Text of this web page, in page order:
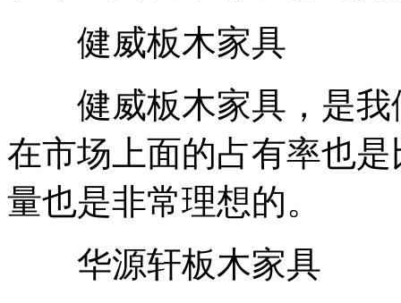
健威板木家具
健威板木家具，是我
在市场上面的占有率也
量也是非常理想的。
华源轩板木家具